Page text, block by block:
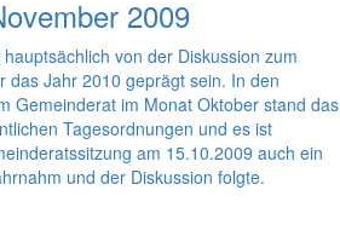
2009
von der Diskussion zum
das Jahr 2010 geprägt sein. In den
Gemeinderat im Monat Oktober stand das
Tagesordnungen und es ist
am 15.10.2009 auch ein
und der Diskussion folgte.